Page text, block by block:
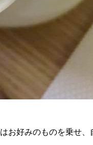
お好みのものを乗せ